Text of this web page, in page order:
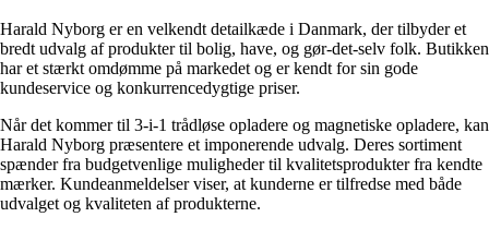
Harald Nyborg er en velkendt detailkæde i Danmark, der tilbyder et
bredt udvalg af produkter til bolig, have, og gør-det-selv folk. Butikken
har et stærkt omdømme på markedet og er kendt for sin gode
kundeservice og konkurrencedygtige priser.
Når det kommer til 3-i-1 trådløse opladere og magnetiske opladere, kan
Harald Nyborg præsentere et imponerende udvalg. Deres sortiment
spænder fra budgetvenlige muligheder til kvalitetsprodukter fra kendte
mærker. Kundeanmeldelser viser, at kunderne er tilfredse med både
udvalget og kvaliteten af produkterne.